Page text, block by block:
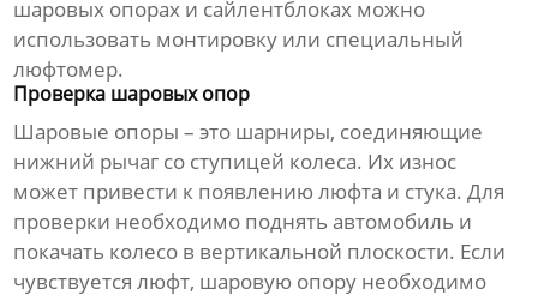
шаровых опорах и сайлентблоках можно
использовать монтировку или специальный
люфтомер.
Проверка шаровых опор
Шаровые опоры – это шарниры, соединяющие
нижний рычаг со ступицей колеса. Их износ
может привести к появлению люфта и стука. Для
проверки необходимо поднять автомобиль и
покачать колесо в вертикальной плоскости. Если
чувствуется люфт, шаровую опору необходимо